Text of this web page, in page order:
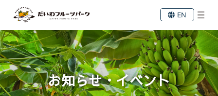
ン
ツ
へ
ス
キ
ッ
プ
ー
シ
ョ
ン
に
移
動
EN
お知らせ・イベント